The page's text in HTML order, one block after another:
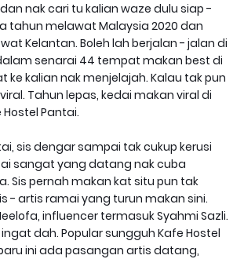
nak cari tu kalian waze dulu siap -
tahun melawat Malaysia 2020 dan
Kelantan. Boleh lah berjalan - jalan di
senarai 44 tempat makan best di
ke kalian nak menjelajah. Kalau tak pun
Tahun lepas, kedai makan viral di
Pantai.
sis dengar sampai tak cukup kerusi
sangat yang datang nak cuba
Sis pernah makan kat situ pun tak
- artis ramai yang turun makan sini.
influencer termasuk Syahmi Sazli.
dah. Popular sungguh Kafe Hostel
ini ada pasangan artis datang,